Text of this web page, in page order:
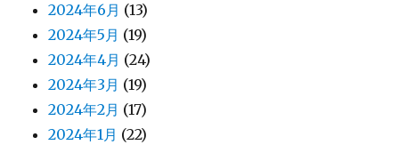
2024年6月 (13)
2024年5月 (19)
2024年4月 (24)
2024年3月 (19)
2024年2月 (17)
2024年1月 (22)